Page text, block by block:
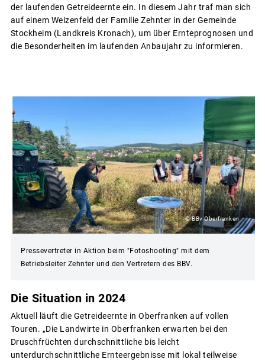
der laufenden Getreideernte ein. In diesem Jahr traf man sich
auf einem Weizenfeld der Familie Zehnter in der Gemeinde
Stockheim (Landkreis Kronach), um über Ernteprognosen und
die Besonderheiten im laufenden Anbaujahr zu informieren.
© BBv Oberfranken
Pressevertreter in Aktion beim "Fotoshooting" mit dem
Betriebsleiter Zehnter und den Vertretern des BBV.
Die Situation in 2024
Aktuell läuft die Getreideernte in Oberfranken auf vollen
Touren. „Die Landwirte in Oberfranken erwarten bei den
Druschfrüchten durchschnittliche bis leicht
unterdurchschnittliche Ernteergebnisse mit lokal teilweise